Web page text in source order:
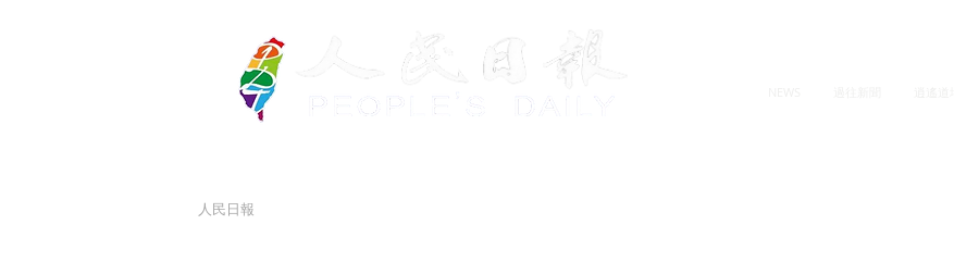
人民日報